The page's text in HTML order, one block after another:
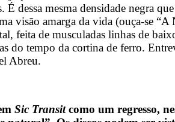
É dessa mesma densidade negra
visão amarga da vida (ouça-se “A
feita de musculadas linhas de
do tempo da cortina de ferro.
Abreu.
Sic Transitcomo um regresso,